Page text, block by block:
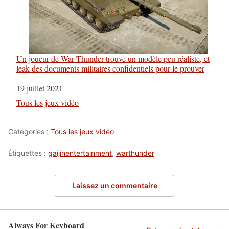
Un joueur de War Thunder trouve un modèle peu réaliste, et
leak des documents militaires confidentiels pour le prouver
Date
19 juillet 2021
Par rapport à
Tous les jeux vidéo
Catégories : Tous les jeux vidéo
Étiquettes : gaijinentertainment, warthunder
Laissez un commentaire
Always For Keyboard